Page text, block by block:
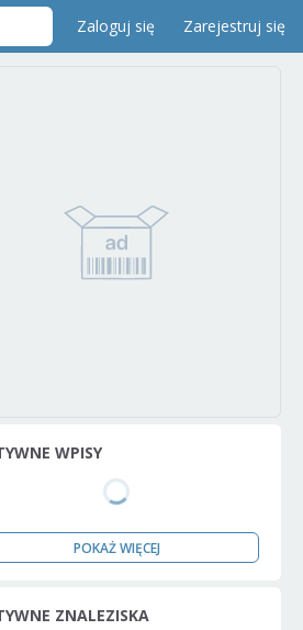
Zaloguj się Zarejestruj się
WPISY
POKAŻ WIĘCEJ
ZNALEZISKA